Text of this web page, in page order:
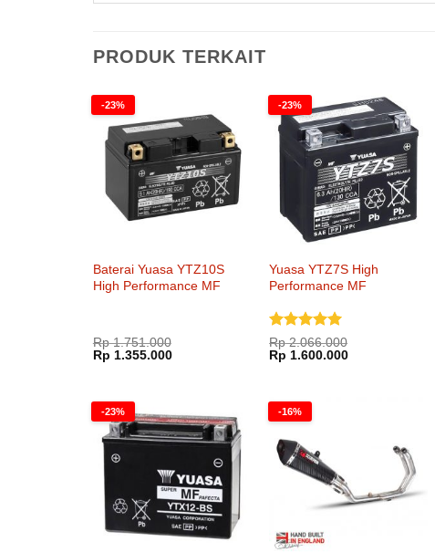
PRODUK TERKAIT
-23%
Baterai Yuasa YTZ10S
High Performance MF
Rp1.751.000
Harga
aslinya
Rp 1.355.000Harga
-23%
Yuasa YTZ7S High
Performance MF
Dinilai5
dari 5
Rp2.066.000
Harga
aslinya
Rp 1.600.000Harga
-23% -16%